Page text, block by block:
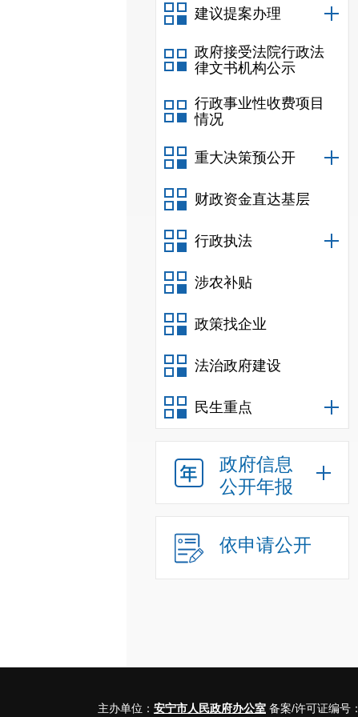
建议提案办理
政府接受法院行政法
律文书机构公示
行政事业性收费项目
情况
重大决策预公开
财政资金直达基层
行政执法
涉农补贴
政策找企业
法治政府建设
民生重点
政府信息
公开年报
依申请公开
主办单位： 安宁市人民政府办公室 备案/许可证编号：